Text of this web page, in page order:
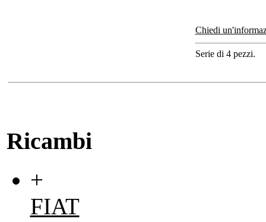
Chiedi
Serie di 4 pezzi.
Ricambi
+
FIAT